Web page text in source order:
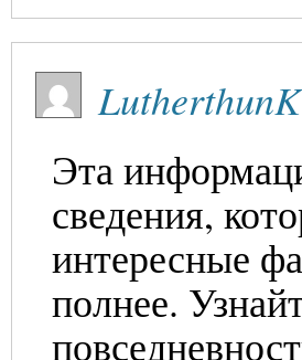
LutherthunK
Эта
сведения,
интересные
полнее.